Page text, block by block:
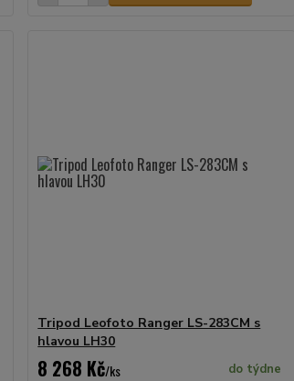
Tripod Leofoto Ranger LS-283CM s
hlavou LH30
8 268 Kč/ks do týdne